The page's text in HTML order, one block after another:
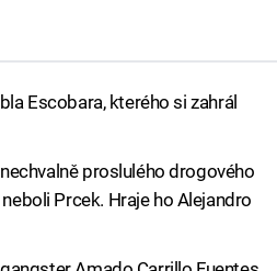
Escobara, kterého si zahrál
proslulého drogového
Prcek. Hraje ho Alejandro